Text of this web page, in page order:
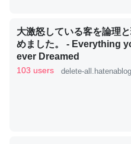
─ニュース :: 【研究発表】昆虫
いのか」に関する新仮説
これを元に考えるとカルシ
大激怒している客を論理
めました。 - Everything
ever Dreamed
103 users delete-